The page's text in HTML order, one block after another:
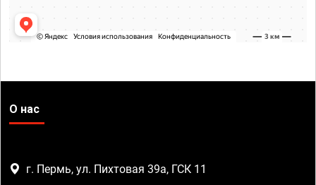
О нас
г. Пермь, ул. Пихтовая 39а, ГСК 11